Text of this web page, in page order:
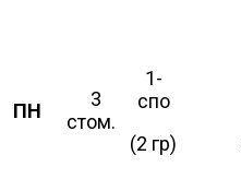
ПН
3
стом.
1-
спо
(2 гр)